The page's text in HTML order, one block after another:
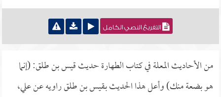
التفريغ النصي الكامل
من الأحاديث المعلة في كتاب الطهارة حديث قيس بن طلق: (إنما
هو بضعة منك) وأعل هذا الحديث بـقيس بن طلق راويه عن علي،